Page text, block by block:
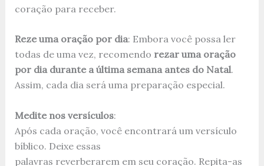
coração para receber.
Reze uma oração por dia: Embora você possa ler
todas de uma vez, recomendo rezar uma oração
por dia durante a última semana antes do Natal.
Assim, cada dia será uma preparação especial.
Medite nos versículos:
Após cada oração, você encontrará um versículo
bíblico. Deixe essas
palavras reverberarem em seu coração. Repita-as